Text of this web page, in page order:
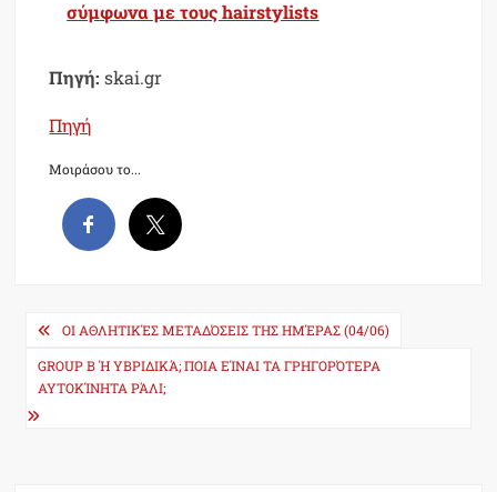
σύμφωνα με τους hairstylists
Πηγή: skai.gr
Πηγή
Μοιράσου το...
Post
navigation
ΟΙ ΑΘΛΗΤΙΚΈΣ ΜΕΤΑΔΌΣΕΙΣ ΤΗΣ ΗΜΈΡΑΣ (04/06)
GROUP B Ή ΥΒΡΙΔΙΚΆ; ΠΟΙΑ ΕΊΝΑΙ ΤΑ ΓΡΗΓΟΡΌΤΕΡΑ
ΑΥΤΟΚΊΝΗΤΑ ΡΆΛΙ;